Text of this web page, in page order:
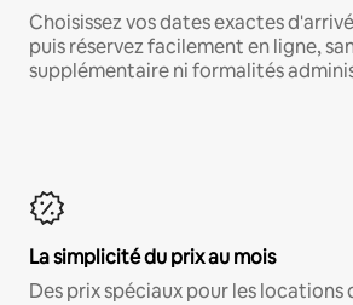
Choisissez vos dates exactes
puis réservez facilement en ligne,
supplémentaire ni formalités
La simplicité du prix au mois
Des prix spéciaux pour les locations